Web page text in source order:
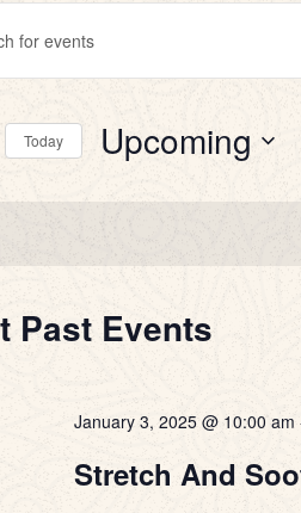
Today Upcoming
date.
Past Events
January 3, 2025 @ 10:00 am
Stretch And